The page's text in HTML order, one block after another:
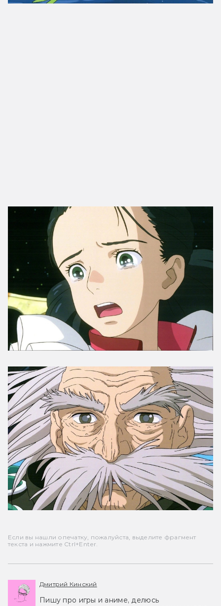
Если вы нашли опечатку, пожалуйста, выделите фрагмент
текста и нажмите Ctrl+Enter.
Дмитрий Кинский
Пишу про игры и аниме, делюсь